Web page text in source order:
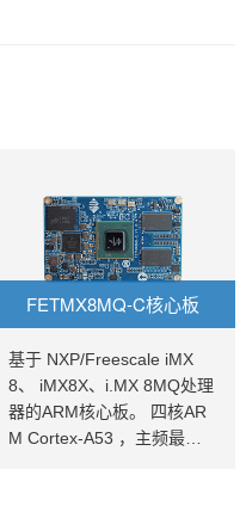
FETMX8MQ-C核心板
基于 NXP/Freescale iMX
8、 iMX8X、i.MX 8MQ处理
器的ARM核心板。 四核AR
M Cortex-A53 ，主频最高1.